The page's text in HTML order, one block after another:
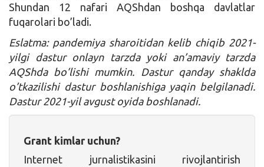
Shundan 12 nafari AQShdan boshqa davlatlar
fuqarolari bo’ladi.
Eslatma: pandemiya sharoitidan kelib chiqib 2021-
yilgi dastur onlayn tarzda yoki an’amaviy tarzda
AQShda bo’lishi mumkin. Dastur qanday shaklda
o’tkazilishi dastur boshlanishiga yaqin belgilanadi.
Dastur 2021-yil avgust oyida boshlanadi.
Grant kimlar uchun?
Internet jurnalistikasini rivojlantirish